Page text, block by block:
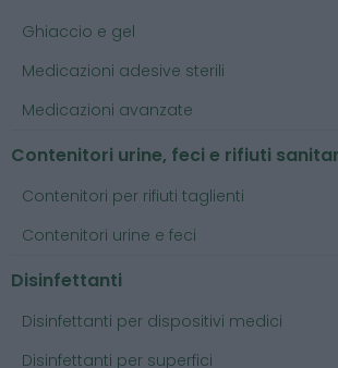
Ghiaccio e gel
Medicazioni adesive sterili
Medicazioni avanzate
Contenitori urine, feci e rifiuti
Contenitori per rifiuti taglienti
Contenitori urine e feci
Disinfettanti
Disinfettanti per dispositivi medici
Disinfettanti per superfici